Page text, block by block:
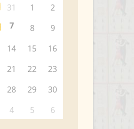
31 1
2
7 8
9
14 15
16
21 22
23
28 29
30
4 5 6